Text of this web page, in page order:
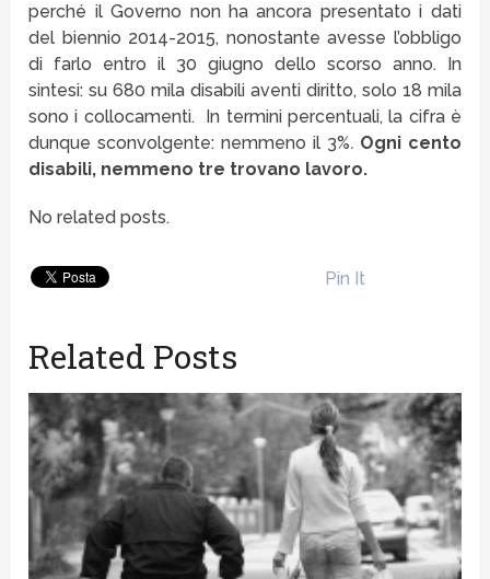
perché il Governo non ha ancora presentato i dati
del biennio 2014-2015, nonostante avesse l’obbligo
di farlo entro il 30 giugno dello scorso anno. In
sintesi: su 680 mila disabili aventi diritto, solo 18 mila
sono i collocamenti. In termini percentuali, la cifra è
dunque sconvolgente: nemmeno il 3%. Ogni cento
disabili, nemmeno tre trovano lavoro.
No related posts.
Pin It
Related Posts